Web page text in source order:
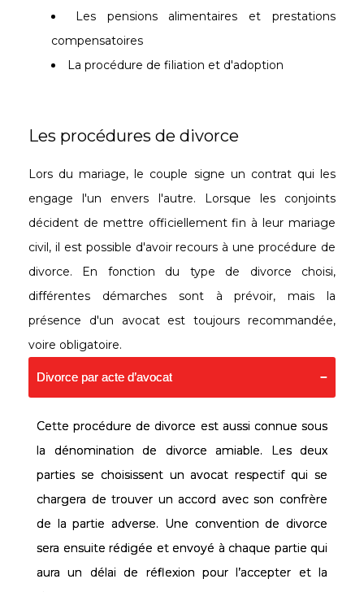
Les pensions alimentaires et prestations
compensatoires
La procédure de filiation et d'adoption
Les procédures de divorce
Lors du mariage, le couple signe un contrat qui les
engage l'un envers l'autre. Lorsque les conjoints
décident de mettre officiellement fin à leur mariage
civil, il est possible d'avoir recours à une procédure de
divorce. En fonction du type de divorce choisi,
différentes démarches sont à prévoir, mais la
présence d'un avocat est toujours recommandée,
voire obligatoire.
Divorce par acte d’avocat
Cette procédure de divorce est aussi connue sous
la dénomination de divorce amiable. Les deux
parties se choisissent un avocat respectif qui se
chargera de trouver un accord avec son confrère
de la partie adverse. Une convention de divorce
sera ensuite rédigée et envoyé à chaque partie qui
aura un délai de réflexion pour l’accepter et la